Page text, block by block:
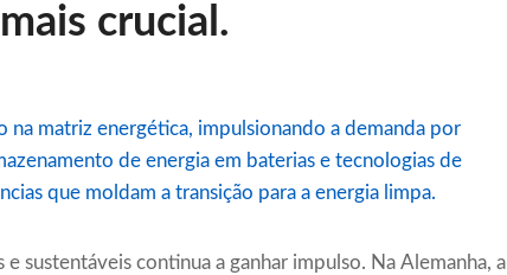
crucial.
matriz energética, impulsionando a demanda por
de energia em baterias e tecnologias de
que moldam a transição para a energia limpa.
sustentáveis ​​continua a ganhar impulso. Na Alemanha, a